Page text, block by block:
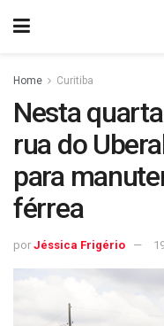
Home Curitiba
Nesta
rua do
para
férrea
por Jéssica Frigério